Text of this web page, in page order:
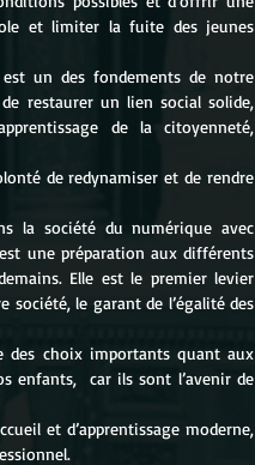
et limiter la fuite des jeunes
un des fondements de notre
restaurer un lien social solide,
de la citoyenneté,
de redynamiser et de rendre
la société du numérique avec
une préparation aux différents
Elle est le premier levier
société, le garant de l’égalité des
des choix importants quant aux
enfants,  car ils sont l’avenir de
et d’apprentissage moderne,